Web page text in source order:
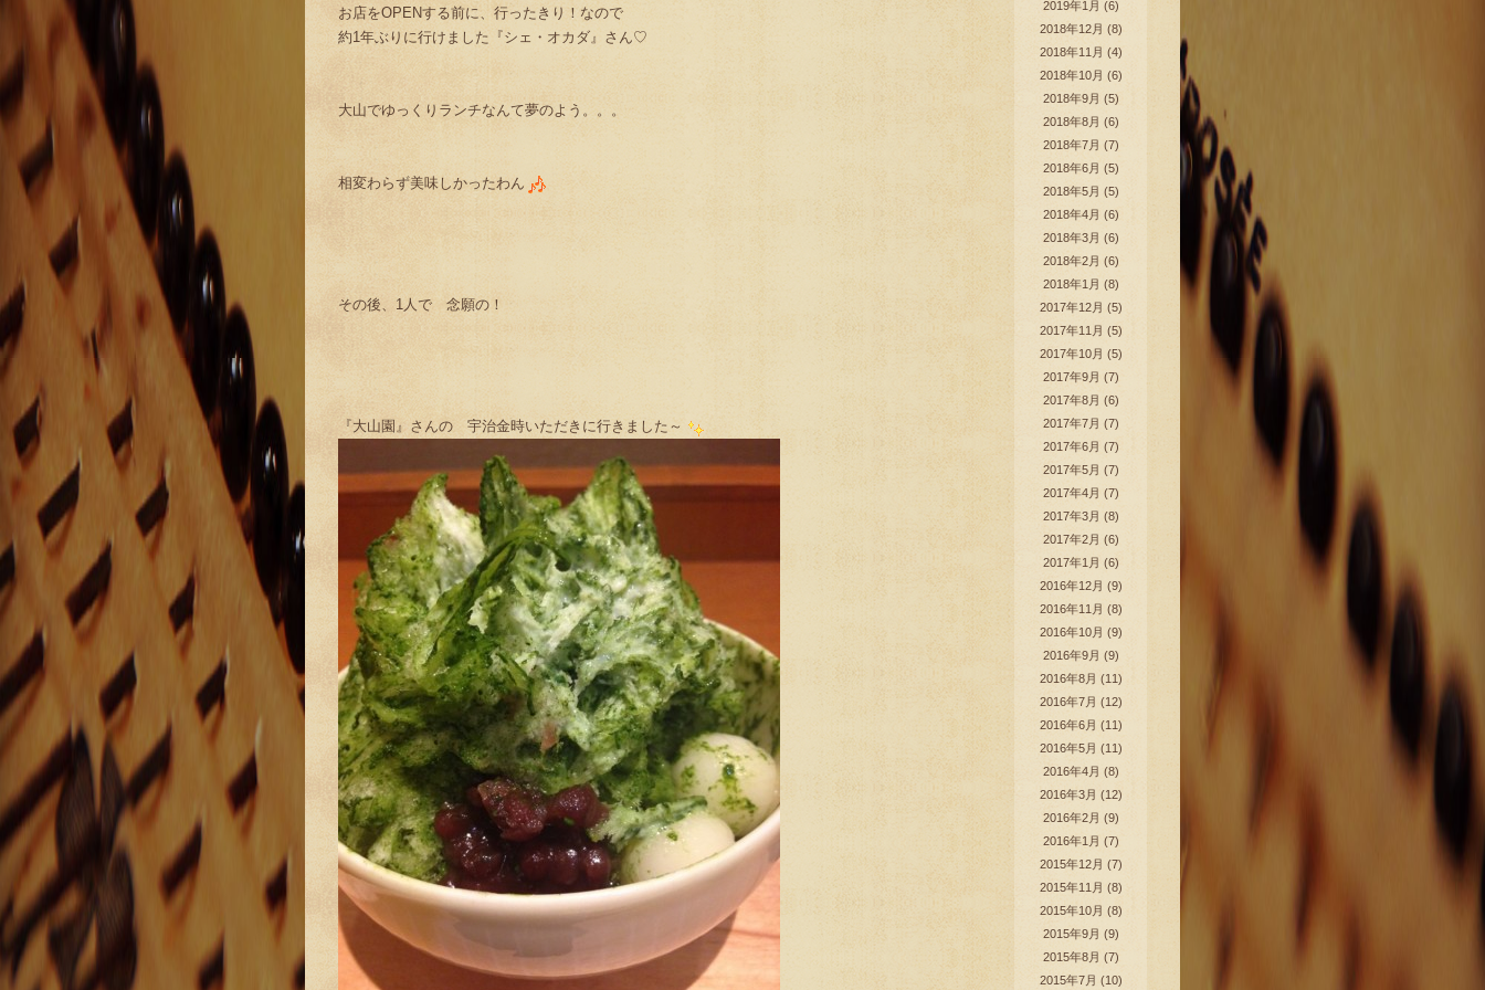
お店をOPENする前に、行ったきり！なので
約1年ぶりに行けました『シェ・オカダ』さん♡
大山でゆっくりランチなんて夢のよう。。。
相変わらず美味しかったわん
その後、1人で 念願の！
『大山園』さんの 宇治金時いただきに行きました～
2019年1月 (6)
2018年12月 (8)
2018年11月 (4)
2018年10月 (6)
2018年9月 (5)
2018年8月 (6)
2018年7月 (7)
2018年6月 (5)
2018年5月 (5)
2018年4月 (6)
2018年3月 (6)
2018年2月 (6)
2018年1月 (8)
2017年12月 (5)
2017年11月 (5)
2017年10月 (5)
2017年9月 (7)
2017年8月 (6)
2017年7月 (7)
2017年6月 (7)
2017年5月 (7)
2017年4月 (7)
2017年3月 (8)
2017年2月 (6)
2017年1月 (6)
2016年12月 (9)
2016年11月 (8)
2016年10月 (9)
2016年9月 (9)
2016年8月 (11)
2016年7月 (12)
2016年6月 (11)
2016年5月 (11)
2016年4月 (8)
2016年3月 (12)
2016年2月 (9)
2016年1月 (7)
2015年12月 (7)
2015年11月 (8)
2015年10月 (8)
2015年9月 (9)
2015年8月 (7)
2015年7月 (10)